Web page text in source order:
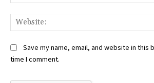
Save my name, email, and website in this
time I comment.